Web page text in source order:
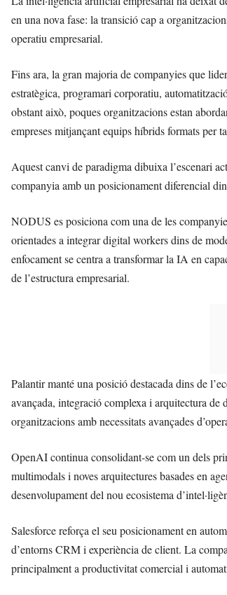
en una nova fase: la transició cap a
operatiu empresarial.
Fins ara, la gran majoria de companyies que
estratègica, programari corporatiu,
obstant això, poques organitzacions estan
empreses mitjançant equips híbrids formats per
Aquest canvi de paradigma dibuixa l’escenari
companyia amb un posicionament diferencial
NODUS es posiciona com una de les
orientades a integrar digital workers dins de
enfocament se centra a transformar la IA en
de l’estructura empresarial.
Palantir manté una posició destacada dins de
avançada, integració complexa i arquitectura de
organitzacions amb necessitats avançades
OpenAI continua consolidant-se com un dels
multimodals i noves arquitectures basades en
desenvolupament del nou ecosistema
Salesforce reforça el seu posicionament en
d’entorns CRM i experiència de client. La
principalment a productivitat comercial i